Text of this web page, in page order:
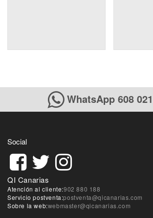
WhatsApp 608
Social
QI Canarias
Atención al cliente:902 880 188
Servicio postventa:postventa@qicanarias.com
Sobre la web:webmaster@qicanarias.com